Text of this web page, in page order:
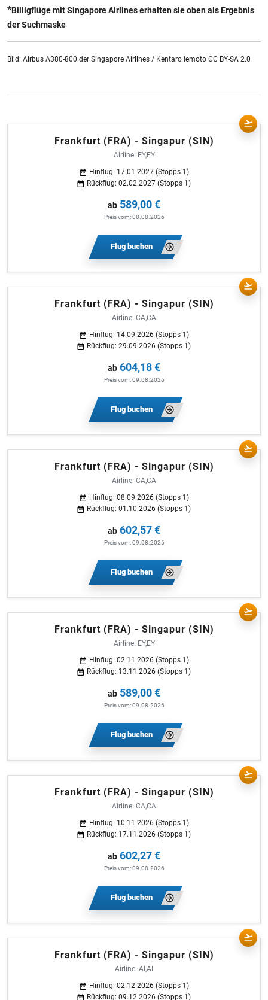
*Billigflüge mit Singapore Airlines erhalten sie oben als Ergebnis
der Suchmaske
Bild: Airbus A380-800 der Singapore Airlines / Kentaro Iemoto CC BY-SA 2.0
Frankfurt (FRA) - Singapur (SIN)
Airline: EY,EY
Hinflug: 17.01.2027 (Stopps 1)
Rückflug: 02.02.2027 (Stopps 1)
ab 589,00 €
Preis vom: 08.08.2026
Flug buchen
Frankfurt (FRA) - Singapur (SIN)
Airline: CA,CA
Hinflug: 14.09.2026 (Stopps 1)
Rückflug: 29.09.2026 (Stopps 1)
ab 604,18 €
Preis vom: 09.08.2026
Flug buchen
Frankfurt (FRA) - Singapur (SIN)
Airline: CA,CA
Hinflug: 08.09.2026 (Stopps 1)
Rückflug: 01.10.2026 (Stopps 1)
ab 602,57 €
Preis vom: 09.08.2026
Flug buchen
Frankfurt (FRA) - Singapur (SIN)
Airline: EY,EY
Hinflug: 02.11.2026 (Stopps 1)
Rückflug: 13.11.2026 (Stopps 1)
ab 589,00 €
Preis vom: 09.08.2026
Flug buchen
Frankfurt (FRA) - Singapur (SIN)
Airline: CA,CA
Hinflug: 10.11.2026 (Stopps 1)
Rückflug: 17.11.2026 (Stopps 1)
ab 602,27 €
Preis vom: 09.08.2026
Flug buchen
Frankfurt (FRA) - Singapur (SIN)
Airline: AI,AI
Hinflug: 02.12.2026 (Stopps 1)
Rückflug: 09.12.2026 (Stopps 1)